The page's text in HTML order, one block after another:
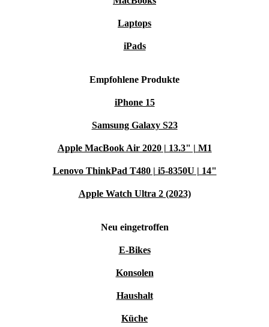
bewussteren Umgang mit Ressourcen. Starte jetzt in eine
grünere, digitale Zukunft!Laptops
iPads
Empfohlene Produkte
iPhone 15
Samsung Galaxy S23
Apple MacBook Air 2020 | 13.3" | M1
Lenovo ThinkPad T480 | i5-8350U | 14"
Apple Watch Ultra 2 (2023)
Neu eingetroffen
E-Bikes
Konsolen
Haushalt
Küche